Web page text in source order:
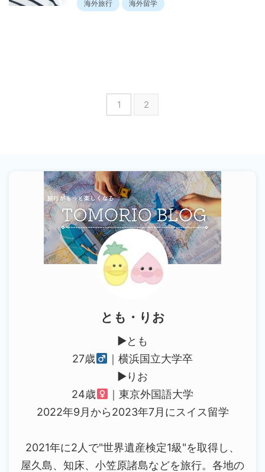
海外旅行 海外留学
1 2
とも・りお
▶︎とも
27歳
｜横浜国立大学卒
▶︎りお
24歳
｜東京外国語大学
2022年9月から2023年7月にスイス留学
2021年に2人で"世界遺産検定1級"を取得し、
屋久島、知床、小笠原諸島などを旅行。各地の